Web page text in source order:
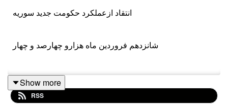
انتقاد ازعملکرد حکومت جدید سوریه
شانزدهم فروردین ماه هزارو چهارصد و چهار
تلگرام
Show more
RSS